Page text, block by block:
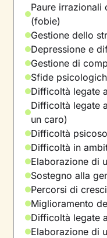
Paure irrazionali
(fobie)
Gestione dello
Depressione e
Gestione di
Sfide
Difficoltà legate
Difficoltà legate
un caro)
Difficoltà
Difficoltà in
Elaborazione di
Sostegno alla
Percorsi di
Miglioramento
Difficoltà legate
Elaborazione di